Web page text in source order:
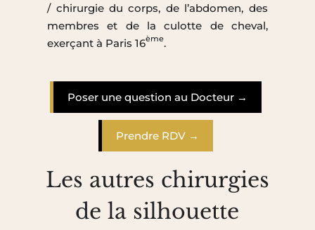
/ chirurgie du corps, de l’abdomen, des
membres et de la culotte de cheval,
exerçant à Paris 16ème.
Poser une question au Docteur →
Prendre RDV →
Les autres chirurgies
de la silhouette